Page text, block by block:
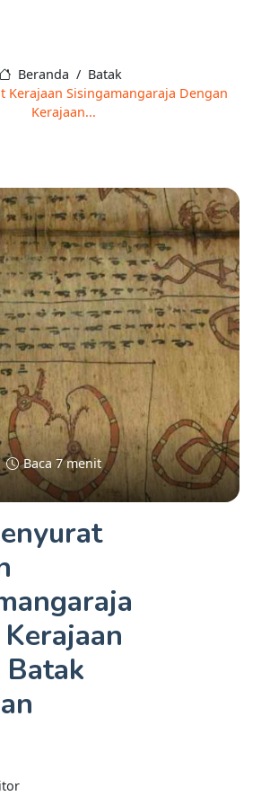
Beranda
Batak
Kerajaan Sisingamangaraja Dengan
Kerajaan...
Baca 7 menit